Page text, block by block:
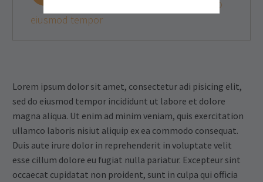
consectetur adipisicing elit, sed do
eiusmod tempor
Lorem ipsum dolor sit amet, consectetur adi pisicing elit,
sed do eiusmod tempor incididunt ut labore et dolore
magna aliqua. Ut enim ad minim veniam, quis exercitation
ullamco laboris nisiut aliquip ex ea commodo consequat.
Duis aute irure dolor in reprehenderit in voluptate velit
esse cillum dolore eu fugiat nulla pariatur. Excepteur sint
occaecat cupidatat non proident, sunt in culpa qui officia